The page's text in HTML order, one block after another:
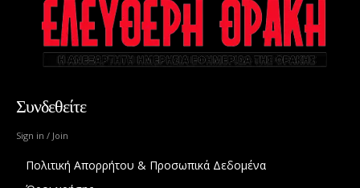
Συνδεθείτε
Sign in / Join
Πολιτική Απορρήτου & Προσωπικά Δεδομένα